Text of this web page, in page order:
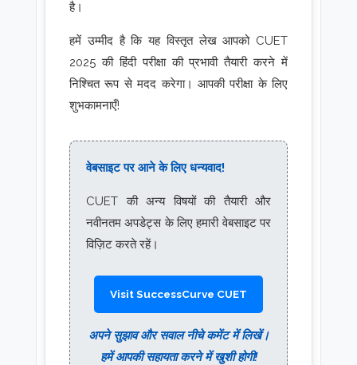
है।
हमें उम्मीद है कि यह विस्तृत लेख आपको CUET
2025 की हिंदी परीक्षा की प्रभावी तैयारी करने में
निश्चित रूप से मदद करेगा। आपकी परीक्षा के लिए
शुभकामनाएँ!
वेबसाइट पर आने के लिए धन्यवाद!
CUET की अन्य विषयों की तैयारी और
नवीनतम अपडेट्स के लिए हमारी वेबसाइट पर
विज़िट करते रहें।
Visit SuccessCurve CUET
अपने सुझाव और सवाल नीचे कमेंट में लिखें।
हमें आपकी सहायता करने में खुशी होगी!